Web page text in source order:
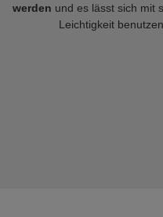
werden und es lässt sich mit
Leichtigkeit benutzen